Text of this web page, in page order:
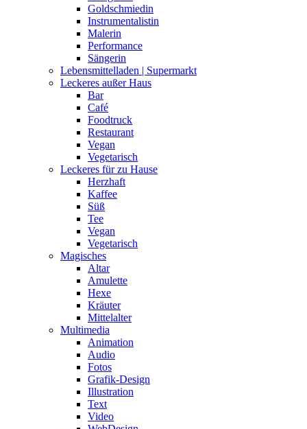
Goldschmiedin
Instrumentalistin
Malerin
Performance
Sängerin
Lebensmittelladen | Supermarkt
Leckeres außer Haus
Bar
Café
Foodtruck
Restaurant
Vegan
Vegetarisch
Leckeres für zu Hause
Herzhaft
Kaffee
Süß
Tee
Vegan
Vegetarisch
Magisches
Altar
Amulette
Hexe
Kräuter
Mittelalter
Multimedia
Animation
Audio
Fotos
Grafik-Design
Illustration
Text
Video